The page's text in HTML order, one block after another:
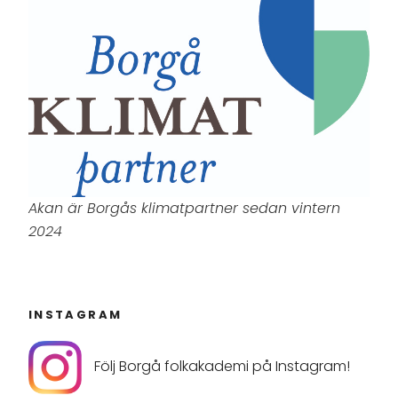
Akan är Borgås klimatpartner sedan vintern
2024
INSTAGRAM
Följ Borgå folkakademi på Instagram!